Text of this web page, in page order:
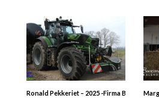
Ronald Pekkeriet – 2025 -Firma Beekman